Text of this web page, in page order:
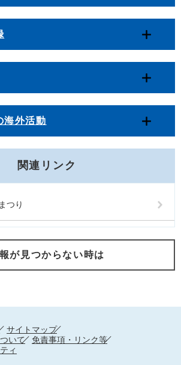
海外活動
関連リンク
つり
が見つからない時は
サイトマップ
いて
免責事項・リンク等
ィ